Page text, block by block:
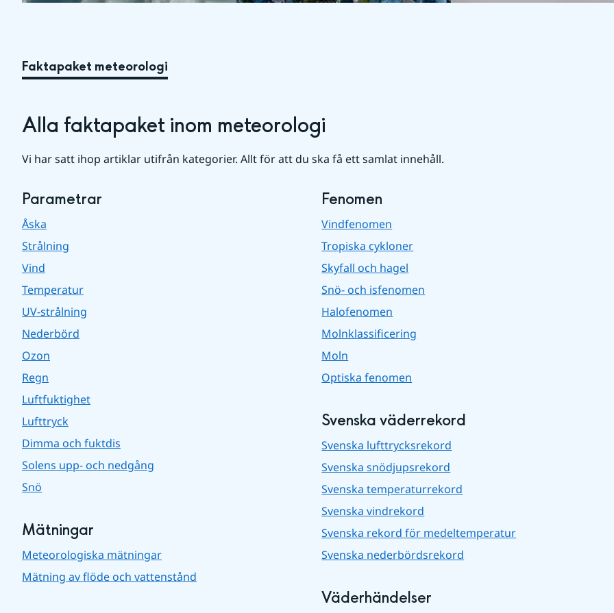
Faktapaket meteorologi
Alla faktapaket inom meteorologi
Vi har satt ihop artiklar utifrån kategorier. Allt för att du ska få ett samlat innehåll.
Parametrar
Åska
Strålning
Vind
Temperatur
UV-strålning
Nederbörd
Ozon
Regn
Luftfuktighet
Lufttryck
Dimma och fuktdis
Solens upp- och nedgång
Snö
Mätningar
Meteorologiska mätningar
Mätning av flöde och vattenstånd
Fenomen
Vindfenomen
Tropiska cykloner
Skyfall och hagel
Snö- och isfenomen
Halofenomen
Molnklassificering
Moln
Optiska fenomen
Svenska väderrekord
Svenska lufttrycksrekord
Svenska snödjupsrekord
Svenska temperaturrekord
Svenska vindrekord
Svenska rekord för medeltemperatur
Svenska nederbördsrekord
Väderhändelser